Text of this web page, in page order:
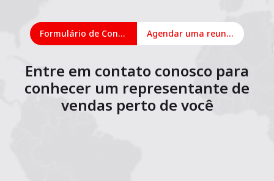
Formulário de Contato Agendar uma reunião on-line
Entre em contato conosco para
conhecer um representante de
vendas perto de você